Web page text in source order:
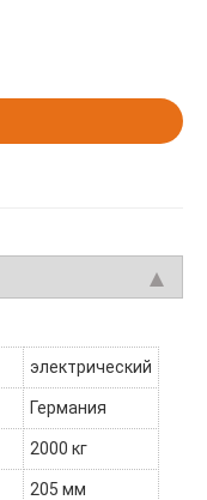
электрический
Германия
2000 кг
205 мм